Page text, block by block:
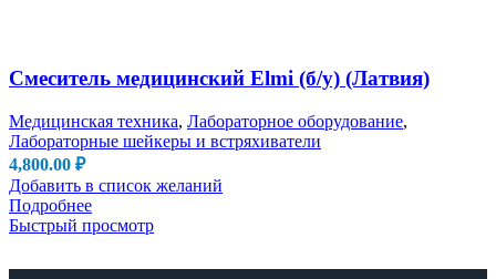
Смеситель медицинский Elmi (б/у) (Латвия)
Медицинская техника, Лабораторное оборудование,
Лабораторные шейкеры и встряхиватели
4,800.00 ₽
Добавить в список желаний
Подробнее
Быстрый просмотр